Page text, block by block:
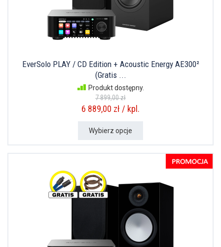
EverSolo PLAY / CD Edition + Acoustic Energy AE300²
(Gratis ...
Produkt dostępny.
7 899,00 zł
6 889,00 zł / kpl.
Wybierz opcje